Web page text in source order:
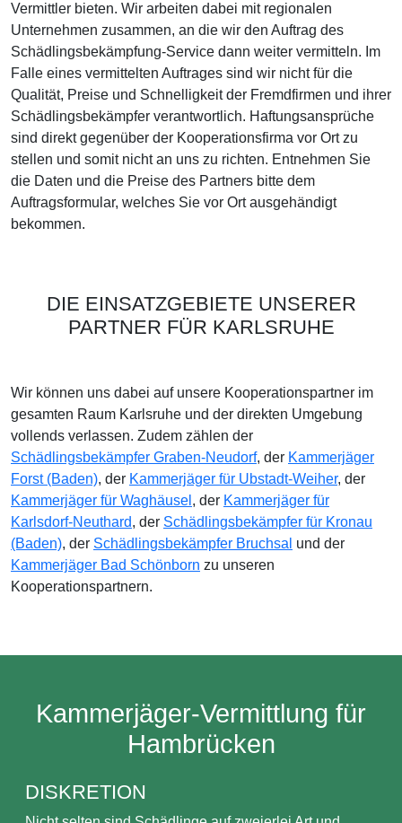
Vermittler bieten. Wir arbeiten dabei mit regionalen
Unternehmen zusammen, an die wir den Auftrag des
Schädlingsbekämpfung-Service dann weiter vermitteln. Im
Falle eines vermittelten Auftrages sind wir nicht für die
Qualität, Preise und Schnelligkeit der Fremdfirmen und ihrer
Schädlingsbekämpfer verantwortlich. Haftungsansprüche
sind direkt gegenüber der Kooperationsfirma vor Ort zu
stellen und somit nicht an uns zu richten. Entnehmen Sie
die Daten und die Preise des Partners bitte dem
Auftragsformular, welches Sie vor Ort ausgehändigt
bekommen.
DIE EINSATZGEBIETE UNSERER
PARTNER FÜR KARLSRUHE
Wir können uns dabei auf unsere Kooperationspartner im
gesamten Raum Karlsruhe und der direkten Umgebung
vollends verlassen. Zudem zählen der
Schädlingsbekämpfer Graben-Neudorf, der Kammerjäger
Forst (Baden), der Kammerjäger für Ubstadt-Weiher, der
Kammerjäger für Waghäusel , der Kammerjäger für
Karlsdorf-Neuthard, der Schädlingsbekämpfer für Kronau
(Baden), der Schädlingsbekämpfer Bruchsal und der
Kammerjäger Bad Schönborn zu unseren
Kooperationspartnern.
Kammerjäger-Vermittlung für
Hambrücken
DISKRETION